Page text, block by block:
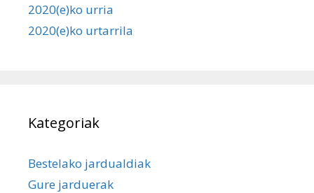
2020(e)ko urria
2020(e)ko urtarrila
Kategoriak
Bestelako jardualdiak
Gure jarduerak